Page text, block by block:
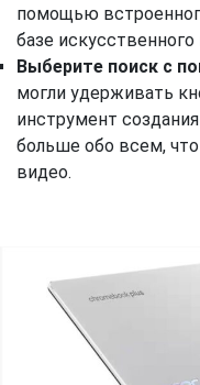
помощью
базе искусственного
Выберите поиск с
могли удерживать
инструмент
больше обо всем,
видео.